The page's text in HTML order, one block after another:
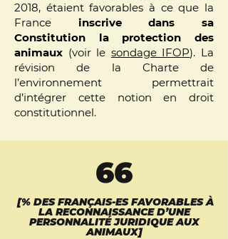
2018, étaient favorables à ce que la
France inscrive dans sa
Constitution la protection des
animaux (voir le sondage IFOP). La
révision de la Charte de
l’environnement permettrait
d’intégrer cette notion en droit
constitutionnel.
66
[% DES FRANÇAIS-ES FAVORABLES À
LA RECONNAISSANCE D’UNE
PERSONNALITÉ JURIDIQUE AUX
ANIMAUX]